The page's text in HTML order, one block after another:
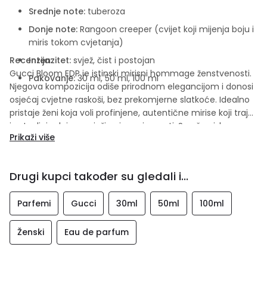
Srednje note: tuberoza
Donje note: Rangoon creeper (cvijet koji mijenja boju i
miris tokom cvjetanja)
Intenzitet: svjež, čist i postojan
Pakovanje:30 ml, 50 ml, 100 ml
Recenzija:
Gucci Bloom EDP je istinski mirisni hommage ženstvenosti.
Njegova kompozicija odiše prirodnom elegancijom i donosi
osjećaj cvjetne raskoši, bez prekomjerne slatkoće. Idealno
pristaje ženi koja voli profinjene, autentične mirise koji traju
i ostavljaju dojam svježine i gracioznosti. Savršen izbor za
dnevnu upotrebu i sve prilike koje traže dašak čiste
Prikaži više
Drugi kupci također su gledali i...
Parfemi Gucci 30ml 50ml 100ml
Ženski Eau de parfum